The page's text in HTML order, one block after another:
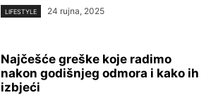
LIFESTYLE 24 rujna, 2025
Najčešće greške koje radimo
nakon godišnjeg odmora i kako ih
izbjeći